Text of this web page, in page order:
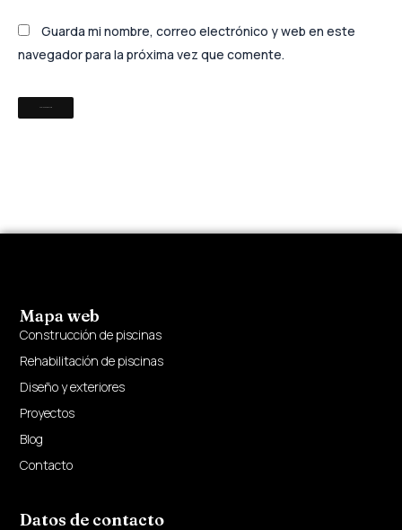
Guarda mi nombre, correo electrónico y web en este
navegador para la próxima vez que comente.
Mapa web
Construcción de piscinas
Rehabilitación de piscinas
Diseño y exteriores
Proyectos
Blog
Contacto
Datos de contacto